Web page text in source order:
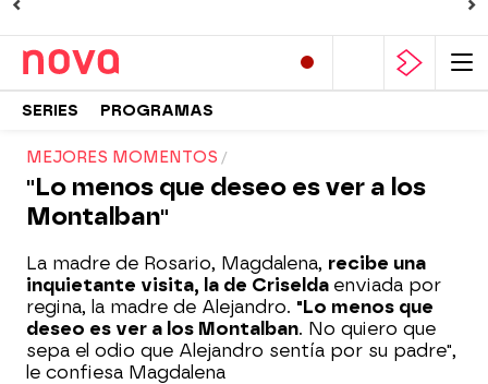
SERIES PROGRAMAS
MEJORES MOMENTOS
"Lo menos que deseo es ver a los
Montalban"
La madre de Rosario, Magdalena, recibe una
inquietante visita, la de Criselda enviada por
regina, la madre de Alejandro. "Lo menos que
deseo es ver a los Montalban. No quiero que
sepa el odio que Alejandro sentía por su padre",
le confiesa Magdalena